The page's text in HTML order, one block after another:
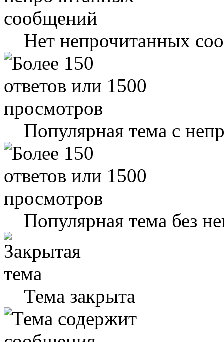
Нет непрочитанных
Популярная тема с
Популярная тема без
Тема закрыта